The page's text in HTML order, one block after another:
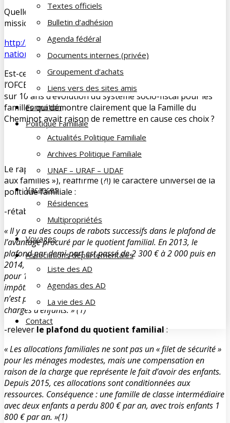
Textes officiels
Bulletin d’adhésion
Agenda fédéral
Documents internes (privée)
Groupement d’achats
Liens vers des sites amis
Formation
Politique Familiale
Actualités Politique Familiale
Archives Politique Familiale
UNAF – URAF – UDAF
Vacances
Résidences
Multipropriétés
Voyages
Associations départementales
Liste des AD
Agendas des AD
La vie des AD
Contact
Quelle mouche a donc piqué les membres de cette
mission d’information de l’Assemblée Nationale ?
http://www2.assemblee-
nationale.fr/instances/fiche/OMC_PO766012
Est-ce la publication du rapport conjoint de l’Unaf et
l’OFCE (Centre de recherche en économie de Sciences Po)
sur 10 ans d’évolution du système socio-fiscal pour les
familles qui démontre clairement que la Famille du
Cheminot avait raison de remettre en cause ces choix ?
Politique familiale : La Famille du
Cheminot avait raison !
Le rapport, dès la première partie (« Les aides financières
aux familles »), réaffirme (?!) le caractère universel de la
politique familiale :
-rétablir
« Il y a eu des coups de rabots successifs dans le plafond de
l’avantage procuré par le quotient familial. En 2013, le
plafond par demi-part est passé de 2 300 € à 2 000 puis en
2014, à 1 500 €. Aujourd’hui, il est de 1 567 €. Conséquence :
pour 12 % des foyers, surtout des classes moyennes, les
impôts ont augmenté de 791 € par an. Le quotient familial
n’est pas un avantage fiscal mais une compensation de
charges d’enfants. » (1)
-relever le plafond du quotient familial :
« Les allocations familiales ne sont pas un « filet de sécurité »
pour les ménages modestes, mais une compensation en
raison de la charge que représente le fait d’avoir des enfants.
Depuis 2015, ces allocations sont conditionnées aux
ressources. Conséquence : une famille de classe intermédiaire
avec deux enfants a perdu 800 € par an, avec trois enfants 1
800 € par an. »(1)